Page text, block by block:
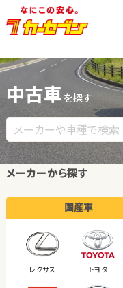
中古車 を探す
メーカーから探す
国産車
レクサス トヨタ